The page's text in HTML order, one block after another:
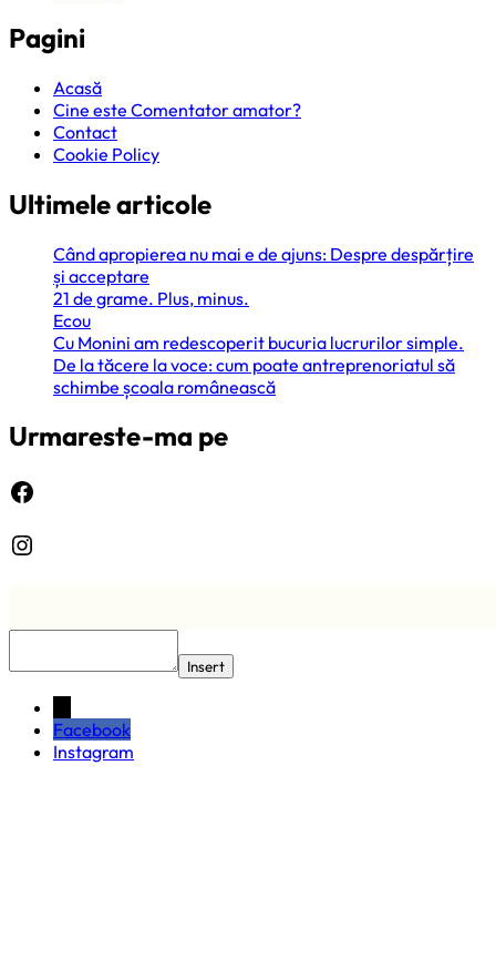
Pagini
Acasă
Cine este Comentator amator?
Contact
Cookie Policy
Ultimele articole
Când apropierea nu mai e de ajuns: Despre despărțire
și acceptare
21 de grame. Plus, minus.
Ecou
Cu Monini am redescoperit bucuria lucrurilor simple.
De la tăcere la voce: cum poate antreprenoriatul să
schimbe școala românească
Urmareste-ma pe
Facebook
Instagram
Insert
Facebook
Instagram